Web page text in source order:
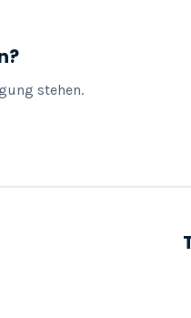
stehen.